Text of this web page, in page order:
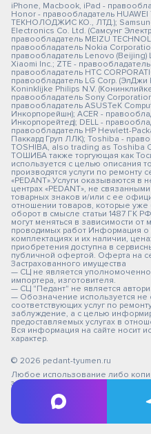
iPhone, Macbook, iPad -
Honor - правообладатель
ТЕКНОЛОДЖИС КО., ЛТД.);
Electronics Co. Ltd. (Самсунг
правообладатель MEIZU
правообладатель Nokia
правообладатель Lenovo
Xiaomi Inc.; ZTE -
правообладатель HTC
правообладатель LG Corp.
Koninklijke Philips N.V.
правообладатель Sony
правообладатель ASUSTeK
Инкорпорейшн); ACER -
Инкорпорейтед); DELL -
правообладатель HP Hewlett-
Паккард Груп ЛЛК); Toshiba -
TOSHIBA, also trading as
ТОШИБА также торгующая как
используется с целью описания
производятся услуги по ремонту
«PEDANT».Услуги оказываются в
центрах «PEDANT», не
товарных знаков и/или с ее
отношении товаров, которые
оборот в смысле статьи 1487 ГК
могут меняться в зависимости от
проводимых работ Информация о
комплектациях и их наличии,
приобретения доступна в
публичной офертой. Оферта на
Застрахованного имущества
— СЦ не является
импортера, изготовителя.
— СЦ "Педант" не является
— Обозначение используется не
соответствующих услуг по
заблуждение, а с целью
предоставляемых услугах в
Вся информация на сайте носит
характер.
© 2026 pedant-tyumen.ru
Любое использование либо
элементов дизайна и оформления